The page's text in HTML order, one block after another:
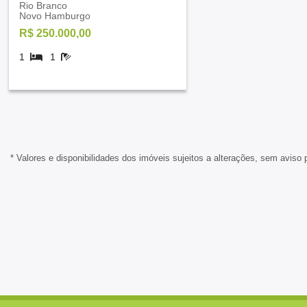
Rio Branco
Novo Hamburgo
R$ 250.000,00
1 1
* Valores e disponibilidades dos imóveis sujeitos a alterações, sem aviso